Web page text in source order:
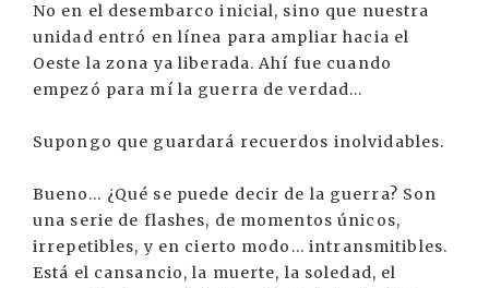
No en el desembarco inicial, sino que nuestra
unidad entró en línea para ampliar hacia el
Oeste la zona ya liberada. Ahí fue cuando
empezó para mí la guerra de verdad…
Supongo que guardará recuerdos inolvidables.
Bueno… ¿Qué se puede decir de la guerra? Son
una serie de flashes, de momentos únicos,
irrepetibles, y en cierto modo... intransmitibles.
Está el cansancio, la muerte, la soledad, el